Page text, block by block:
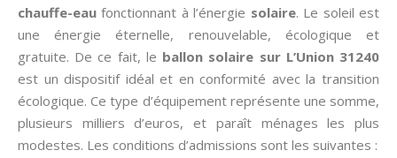
chauffe-eau fonctionnant à l’énergie solaire. Le soleil est
une énergie éternelle, renouvelable, écologique et
gratuite. De ce fait, le ballon solaire sur L’Union 31240
est un dispositif idéal et en conformité avec la transition
écologique. Ce type d’équipement représente une somme,
plusieurs milliers d’euros, et paraît ménages les plus
modestes. Les conditions d’admissions sont les suivantes :